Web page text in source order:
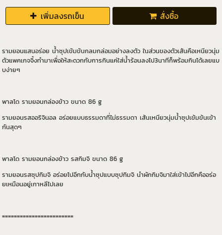
เพิ่มลงรถเข็น สั่งซื้อ
รามยอนแสนอร่อย น้ำซุปเข้มข้นกลมกล่อมอย่างลงตัว ในส่วนของตัวเส้นคือเหนียวนุ่ม
ตัวแพคเกจจิ้งทำมาเพื่อให้สะดวกกับการกินแค่ใส่น้ำร้อนลงไป3นาทีก็พร้อมกินได้เลยแบ
บง่ายๆ
พาลโด รามยอนกล่องข้าว ขนาด 86 g
รามยอนรสออริจินอล อร่อยแบบธรรมดาที่ไม่ธรรมดา เส้นเหนียวนุ่มน้ำซุปเข้มข้นเข้า
กันสุดๆ
พาลโด รามยอนกล่องข้าว รสกิมจิ ขนาด 86 g
รามยอนรสซุปกิมจิ อร่อยไปอีกกับน้ำซุปแบบซุปกิมจิ นำผักกิมจิมาใส่เข้าไปอีกคืออร่อ
ยเหมือนอยู่เกาหลีไปเลย
========================